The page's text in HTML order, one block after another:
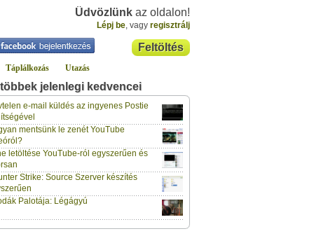
Üdvözlünk az oldalon!
Lépj be, vagy regisztrálj
Feltöltés
Táplálkozás Utazás
jelenlegi kedvencei
e-mail küldés az ingyenes Postie
mentsünk le zenét YouTube
letöltése YouTube-ról egyszerűen és
Strike: Source Szerver készítés
Palotája: Légágyú
napja
gabor733a kedvencei közé tette a(z)
Leopárdgekkó-etetés egyszerű csipesszel
című tippet.
napja
gabor733a kedvencei közé tette a(z)
című tippet.
napja
Hogyan készítsünk fűszeres-paradicsomos
pennét?
napja
gabor733a kedvencei közé tette a(z)
hónapos kortólcímű tippet.